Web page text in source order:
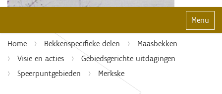
Klap
Home Bekkenspecifieke delen
Maasbekken
Visie en acties
Gebiedsgerichte uitdagingen
Speerpuntgebieden
Merkske